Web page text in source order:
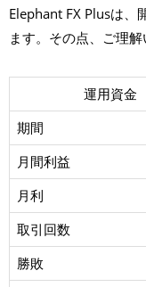
2
年
Elephant FX Plusは、
ます。その点、ご理
運用資金
期間
月間利益
月利
取引回数
勝敗